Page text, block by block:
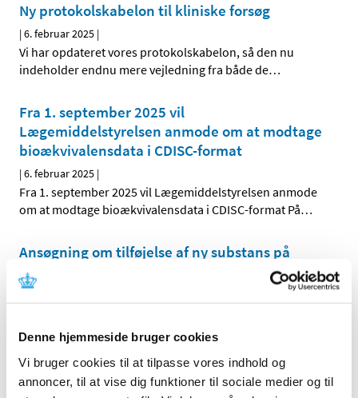
Denne hjemmeside bruger cookies
Vi bruger cookies til at tilpasse vores indhold og
annoncer, til at vise dig funktioner til sociale medier og til
Ny protokolskabelon til kliniske forsøg
|6. februar 2025 |
Vi har opdateret vores protokolskabelon, så den nu
indeholder endnu mere vejledning fra både de…
Fra 1. september 2025 vil
Lægemiddelstyrelsen anmode om at modtage
bioækvivalensdata i CDISC-format
|6. februar 2025 |
Fra 1. september 2025 vil Lægemiddelstyrelsen anmode
om at modtage bioækvivalensdata i CDISC-format På…
Ansøgning om tilføjelse af ny substans på
listen over lægemidler, der kan indgå i
Pilotprojektet med engelsksprogede, fælles
nordiske pakninger
|5. februar 2025|
Ledig bevilling til Rønne Apotek